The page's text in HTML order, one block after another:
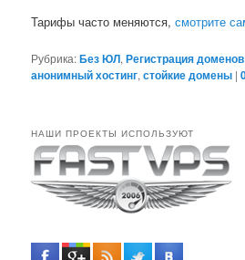
Тарифы часто меняются,смотрите
Рубрика:Без ЮЛ,Регистрация доменов
анонимный хостинг,стойкие домены |
НАШИ ПРОЕКТЫ ИСПОЛЬЗУЮТ